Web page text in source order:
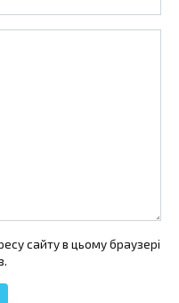
сайту в цьому браузері